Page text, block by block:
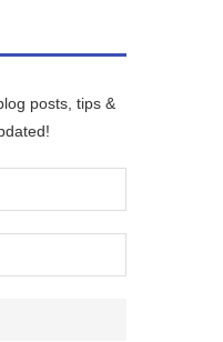
posts, tips &